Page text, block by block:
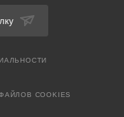
COOKIES